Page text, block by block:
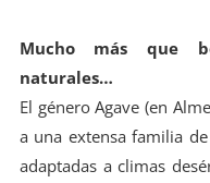
Mucho más que
naturales…
El género Agave (en
a una extensa familia
adaptadas a climas